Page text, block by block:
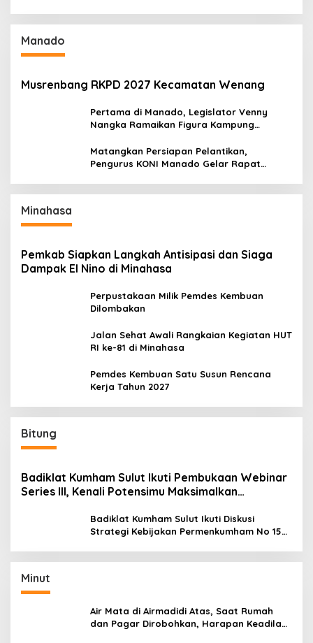
Manado
Musrenbang RKPD 2027 Kecamatan Wenang
Pertama di Manado, Legislator Venny
Nangka Ramaikan Figura Kampung
Matangkan Persiapan Pelantikan,
Pengurus KONI Manado Gelar Rapat
Minahasa
Pemkab Siapkan Langkah Antisipasi dan Siaga
Dampak El Nino di Minahasa
Perpustakaan Milik Pemdes Kembuan
Dilombakan
Jalan Sehat Awali Rangkaian Kegiatan HUT
RI ke-81 di Minahasa
Pemdes Kembuan Satu Susun Rencana
Kerja Tahun 2027
Bitung
Badiklat Kumham Sulut Ikuti Pembukaan Webinar
Series III, Kenali Potensimu Maksimalkan
Badiklat Kumham Sulut Ikuti Diskusi
Strategi Kebijakan Permenkumham No 15
Minut
Air Mata di Airmadidi Atas, Saat Rumah
dan Pagar Dirobohkan, Harapan Keadilan